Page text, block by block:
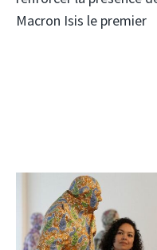
Macron Isis le premier